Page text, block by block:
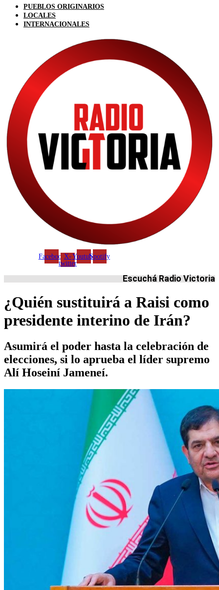
PUEBLOS ORIGINARIOS
LOCALES
INTERNACIONALES
FacebookX-
twitter
YoutubeSpotify
Escuchá Radio Victoria
¿Quién sustituirá a Raisi como
presidente interino de Irán?
Asumirá el poder hasta la celebración de
elecciones, si lo aprueba el líder supremo
Alí Hoseiní Jameneí.